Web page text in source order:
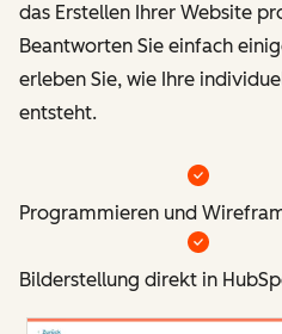
das Erstellen Ihrer Website
Beantworten Sie einfach
erleben Sie, wie Ihre
entsteht.
Programmieren und
Bilderstellung direkt in